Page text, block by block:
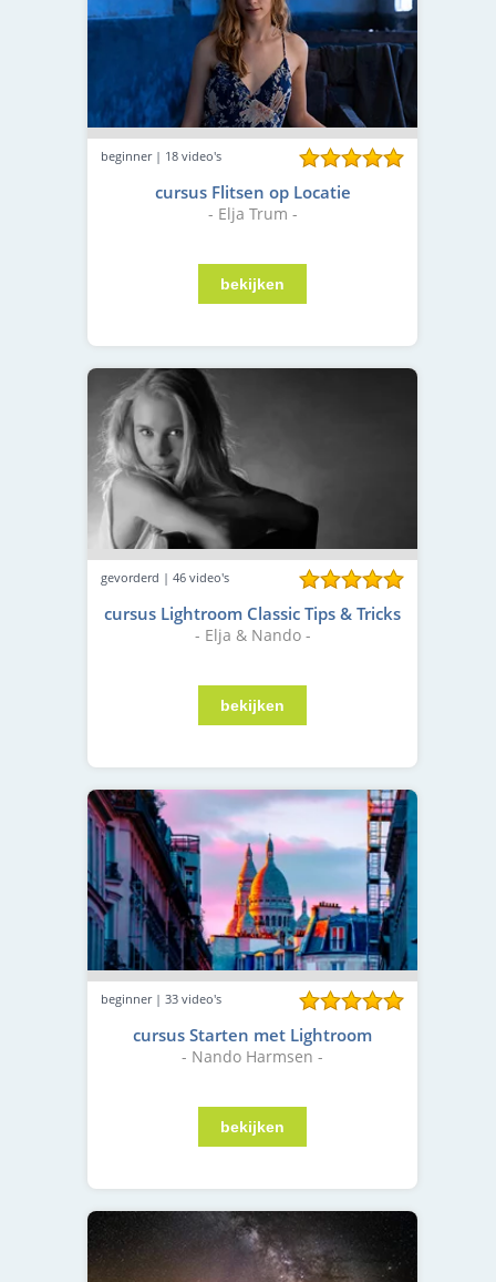
beginner | 18 video's
cursus Flitsen op Locatie
- Elja Trum -
gevorderd | 46 video's
cursus Lightroom Classic Tips & Tricks
- Elja & Nando -
beginner | 33 video's
cursus Starten met Lightroom
- Nando Harmsen -